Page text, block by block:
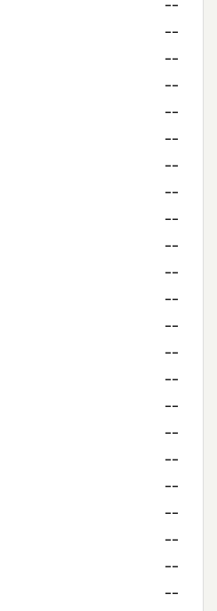
--
--
--
--
--
--
--
--
--
--
--
--
--
--
--
--
--
--
--
--
--
--
--